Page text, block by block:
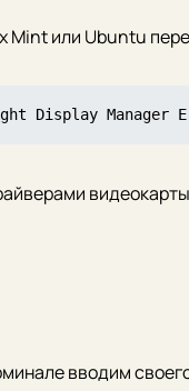
или Ubuntu
Display Manager
вводим